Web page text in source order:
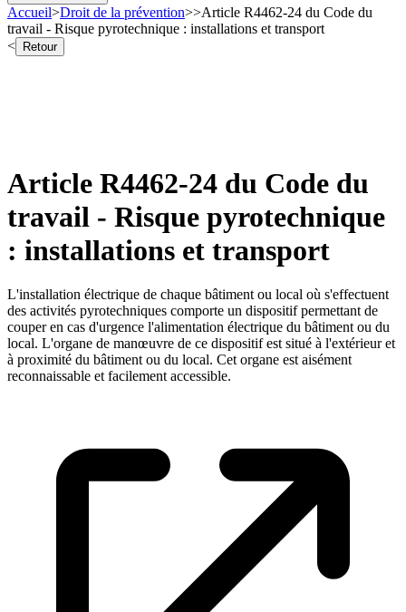
Accueil>Droit de la prévention>>Article R4462-24 du Code du
travail - Risque pyrotechnique : installations et transport
<
Retour
Article R4462-24 du Code du
travail - Risque pyrotechnique
: installations et transport
L'installation électrique de chaque bâtiment ou local où s'effectuent
des activités pyrotechniques comporte un dispositif permettant de
couper en cas d'urgence l'alimentation électrique du bâtiment ou du
local. L'organe de manœuvre de ce dispositif est situé à l'extérieur et
à proximité du bâtiment ou du local. Cet organe est aisément
reconnaissable et facilement accessible.